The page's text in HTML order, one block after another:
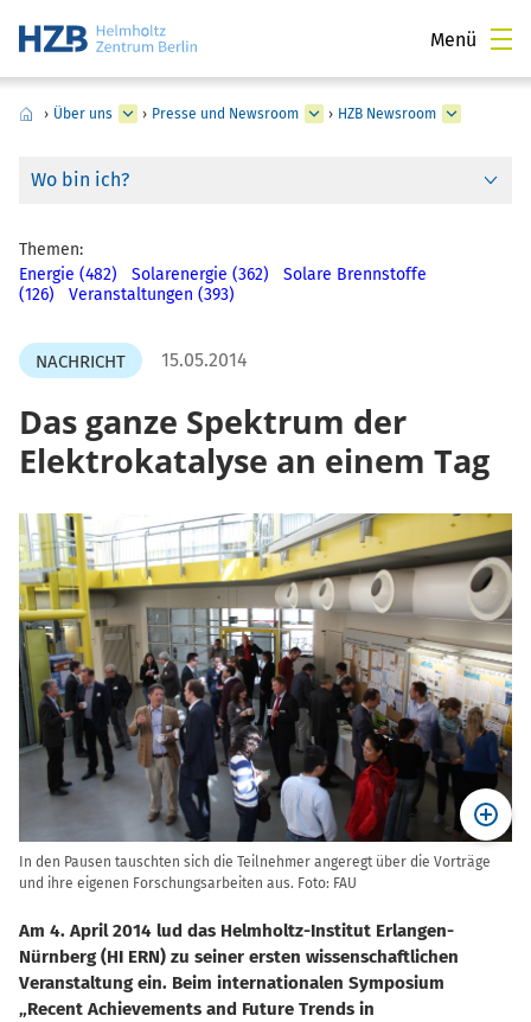
Menü
› Über uns › Presse und Newsroom › HZB Newsroom
Wo bin ich?
Themen:
Energie (482)
Solarenergie (362)
Solare Brennstoffe
(126)
Veranstaltungen (393)
NACHRICHT 15.05.2014
Das ganze Spektrum der
Elektrokatalyse an einem Tag
In den Pausen tauschten sich die Teilnehmer angeregt über die Vorträge
und ihre eigenen Forschungsarbeiten aus. Foto: FAU
Am 4. April 2014 lud das Helmholtz-Institut Erlangen-
Nürnberg (HI ERN) zu seiner ersten wissenschaftlichen
Veranstaltung ein. Beim internationalen Symposium
Recent Achievements and Future Trends in